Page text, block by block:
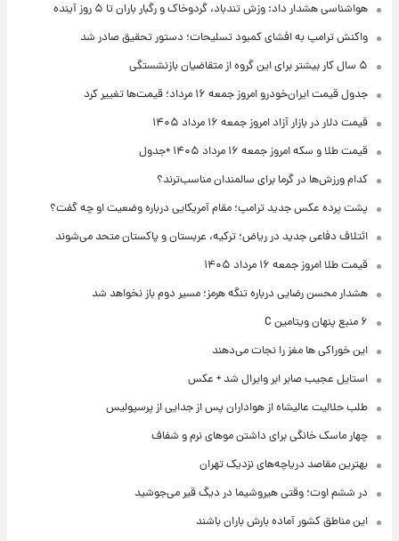
هواشناسی هشدار داد: وزش تندباد، گردوخاک و رگبار باران تا ۵ روز آینده
واکنش ترامپ به افشای کمبود تسلیحات؛ دستور تحقیق صادر شد
۵ سال کار بیشتر برای این گروه از متقاضیان بازنشستگی
جدول قیمت ایران‌خودرو امروز جمعه ۱۶ مرداد؛ قیمت‌ها تغییر کرد
قیمت دلار در بازار آزاد امروز جمعه ۱۶ مرداد ۱۴۰۵
قیمت طلا و سکه امروز جمعه ۱۶ مرداد ۱۴۰۵ +جدول
کدام ورزش‌ها در گرما برای سالمندان مناسب‌ترند؟
پشت پرده عکس جدید ترامپ؛ مقام آمریکایی درباره وضعیت او چه گفت؟
ائتلاف دفاعی جدید در ریاض؛ ترکیه، عربستان و پاکستان متحد می‌شوند
قیمت طلا امروز جمعه ۱۶ مرداد ۱۴۰۵
هشدار محسن رضایی درباره تنگه هرمز؛ مسیر دوم باز نخواهد شد
۶ منبع پنهان ویتامین C
این خوراکی ها مغز را نجات می‌دهند
استایل عجیب صابر ابر وایرال شد + عکس
طلب حلالیت عالیشاه از هواداران پس از جدایی از پرسپولیس
چهار ماسک خانگی برای داشتن موهای نرم و شفاف
بهترین مقاصد دریاچه‌های نزدیک تهران
در ششم اوت؛ وقتی هیروشیما در دیگ قیر می‌جوشید
این مناطق کشور آماده بارش باران باشند